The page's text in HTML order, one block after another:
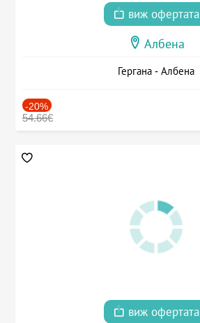
виж офертата
Албена
Гергана - Албена
-20%
54.66€
виж офертата